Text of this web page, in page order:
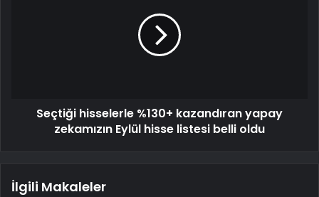
Seçtiği hisselerle %130+ kazandıran yapay
zekamızın Eylül hisse listesi belli oldu
İlgili Makaleler